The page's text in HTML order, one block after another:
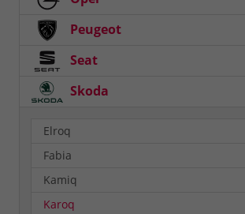
Peugeot
Seat
Skoda
Elroq
Fabia
Kamiq
Karoq